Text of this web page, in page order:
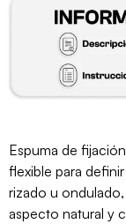
Espuma de
flexible para
rizado u
aspecto natural y